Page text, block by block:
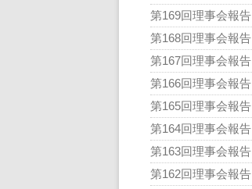
第169回理事会報告
第168回理事会報告
第167回理事会報告
第166回理事会報告
第165回理事会報告
第164回理事会報告
第163回理事会報告
第162回理事会報告